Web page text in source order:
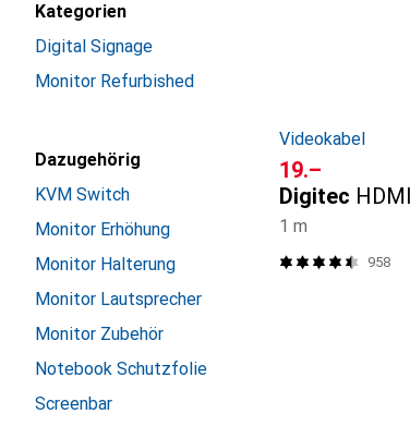
Kategorien
Digital Signage
Monitor Refurbished
Dazugehörig
KVM Switch
Monitor Erhöhung
Monitor Halterung
Monitor Lautsprecher
Monitor Zubehör
Notebook Schutzfolie
Screenbar
Videokabel
CHF
19.–
Digitec
1 m
958